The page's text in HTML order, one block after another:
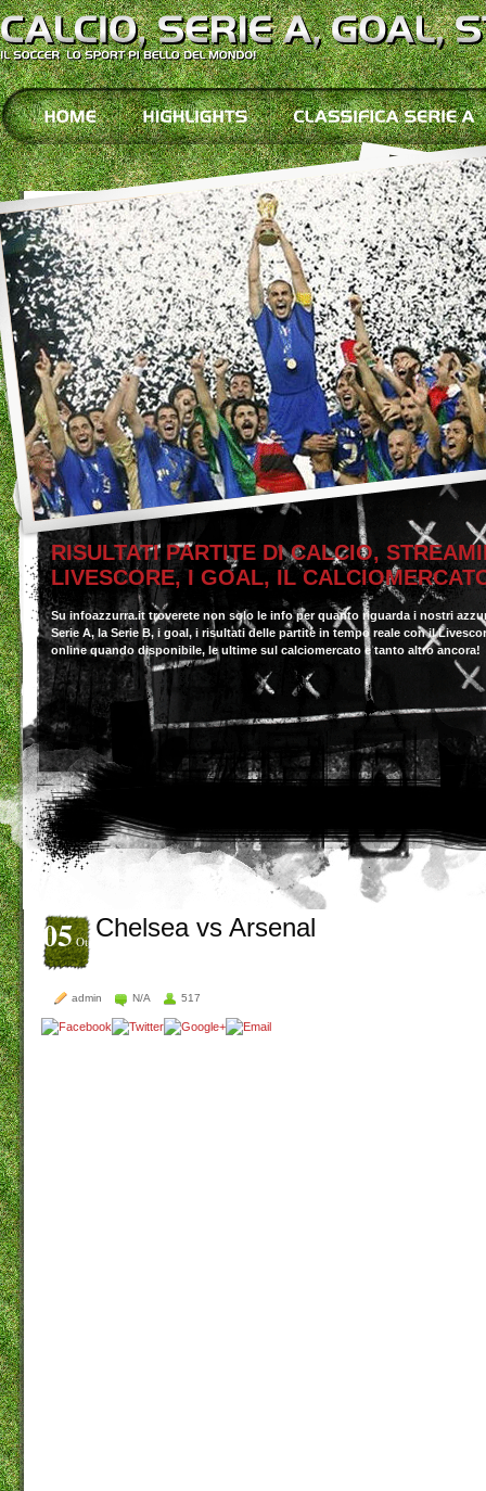
RISULTATI PARTITE DI CALCIO,
LIVESCORE, I GOAL, IL
Su infoazzurra.it troverete non solo le info per quanto riguarda i nostri
Serie A, la Serie B, i goal, i risultati delle partite in tempo reale con il
online quando disponibile, le ultime sul calciomercato e tanto altro ancora!
05Ott Chelsea vs Arsenal
admin N/A 517